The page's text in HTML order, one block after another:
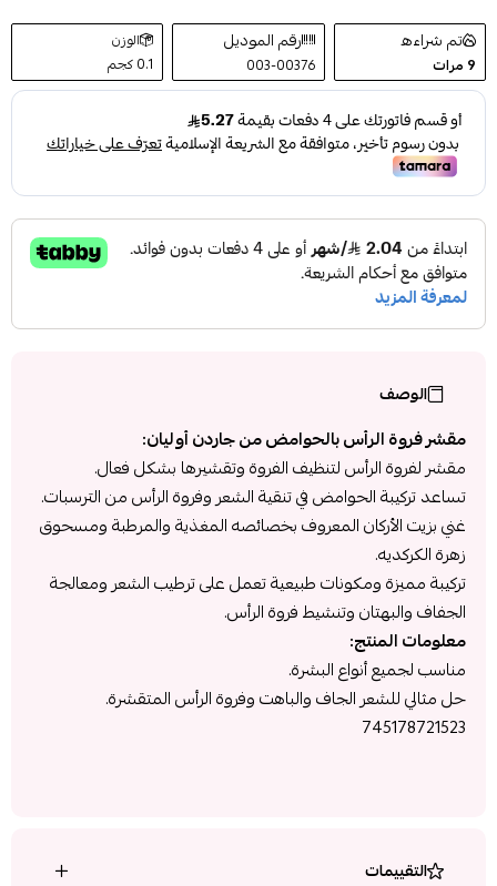
تم شراءه
9 مرات
رقم الموديل
003-00376
الوزن
0.1 كجم
الوصف
مقشر فروة الرأس بالحوامض من جاردن أوليان:
مقشر لفروة الرأس لتنظيف الفروة وتقشيرها بشكل فعال.
تساعد تركيبة الحوامض في تنقية الشعر وفروة الرأس من الترسبات.
غني بزيت الأركان المعروف بخصائصه المغذية والمرطبة ومسحوق
زهرة الكركديه.
تركيبة مميزة ومكونات طبيعية تعمل على ترطيب الشعر ومعالجة
الجفاف والبهتان وتنشيط فروة الرأس.
معلومات المنتج:
مناسب لجميع أنواع البشرة.
حل مثالي للشعر الجاف والباهت وفروة الرأس المتقشرة.
745178721523
التقييمات